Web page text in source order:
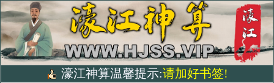
濠江神算温馨提示:请加好书签!